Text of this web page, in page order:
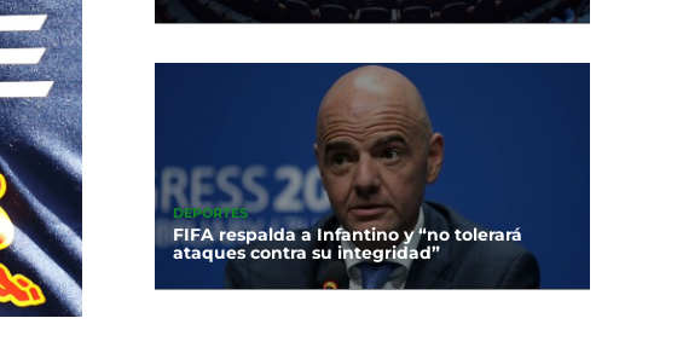
DEPORTES
FIFA respalda a Infantino y “no tolerará
ataques contra su integridad”